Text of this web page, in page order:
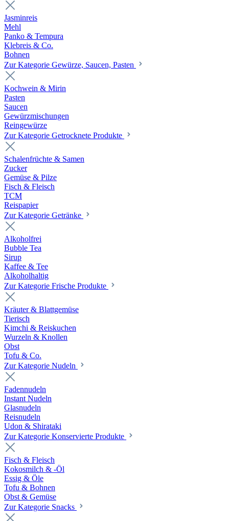
Jasminreis
Mehl
Panko & Tempura
Klebreis & Co.
Bohnen
Zur Kategorie Gewürze, Saucen, Pasten
Kochwein & Mirin
Pasten
Saucen
Gewürzmischungen
Reingewürze
Zur Kategorie Getrocknete Produkte
Schalenfrüchte & Samen
Zucker
Gemüse & Pilze
Fisch & Fleisch
TCM
Reispapier
Zur Kategorie Getränke
Alkoholfrei
Bubble Tea
Sirup
Kaffee & Tee
Alkoholhaltig
Zur Kategorie Frische Produkte
Kräuter & Blattgemüse
Tierisch
Kimchi & Reiskuchen
Wurzeln & Knollen
Obst
Tofu & Co.
Zur Kategorie Nudeln
Fadennudeln
Instant Nudeln
Glasnudeln
Reisnudeln
Udon & Shirataki
Zur Kategorie Konservierte Produkte
Fisch & Fleisch
Kokosmilch & -Öl
Essig & Öle
Tofu & Bohnen
Obst & Gemüse
Zur Kategorie Snacks